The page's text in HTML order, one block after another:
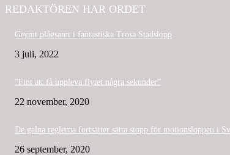
REDAKTÖREN HAR ORDET
Grymt plågsamt i fantastiska Trosa Stadslopp
3 juli, 2022
”Fint att få uppleva flytet några sekunder”
22 november, 2020
De galna reglerna fortsätter sätta stopp för motionsloppen i
26 september, 2020